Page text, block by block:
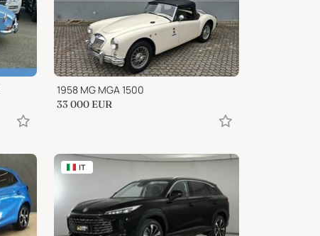
1958 MG MGA 1500
33 000 EUR
IT